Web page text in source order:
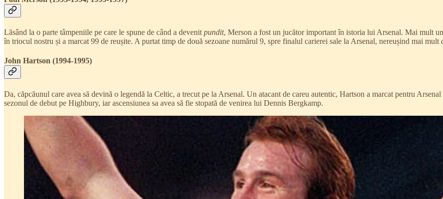
Lăsând la o parte tâmpeniile pe care le spune de când a devenit pundit, Merson a fost un jucător important în istoria lui Arsenal. Mai mult
în triocul nostru și a marcat 99 de reușite. A purtat timp de două sezoane numărul 9, spre finalul carierei sale la Arsenal, nereușind mai
John Hartson (1994-1995)
Da, căpcăunul care avea să devină o legendă la Celtic, a trecut pe la Arsenal. Un atacant de careu autentic, Hartson a marcat pentru
sezonul de debut pe Highbury, iar ascensiunea sa avea să fie stopată de venirea lui Dennis Bergkamp.